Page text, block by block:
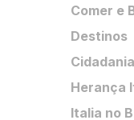
Comer e
Destinos
Herança
Italia no